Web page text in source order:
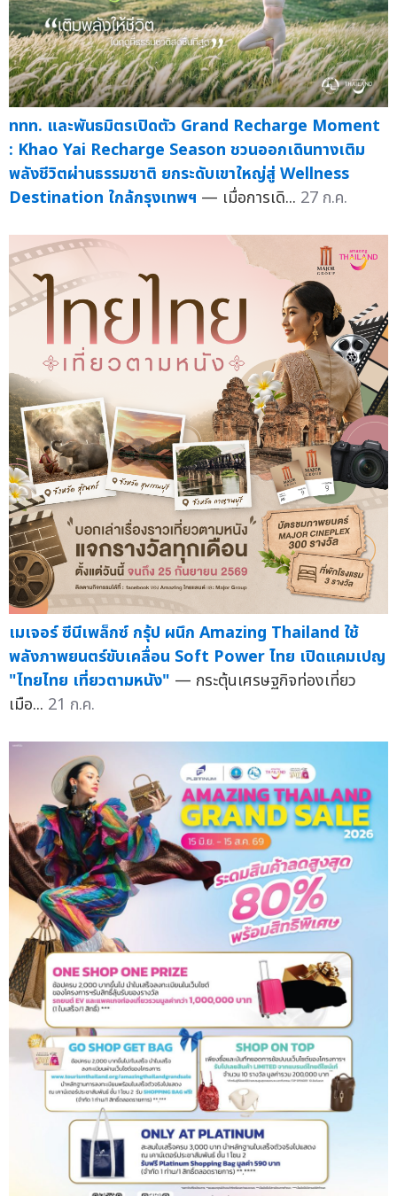
ททท. และพันธมิตรเปิดตัว Grand Recharge Moment
: Khao Yai Recharge Season ชวนออกเดินทางเติม
พลังชีวิตผ่านธรรมชาติ ยกระดับเขาใหญ่สู่ Wellness
Destination ใกล้กรุงเทพฯ — เมื่อการเดิ... 27 ก.ค.
เมเจอร์ ซีนีเพล็กซ์ กรุ้ป ผนึก Amazing Thailand ใช้
พลังภาพยนตร์ขับเคลื่อน Soft Power ไทย เปิดแคมเปญ
"ไทยไทย เที่ยวตามหนัง" — กระตุ้นเศรษฐกิจท่องเที่ยว
เมือ... 21 ก.ค.